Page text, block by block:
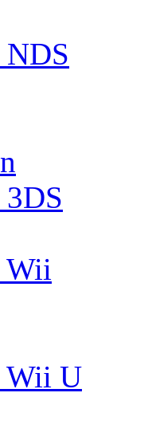
Wii
Wii U